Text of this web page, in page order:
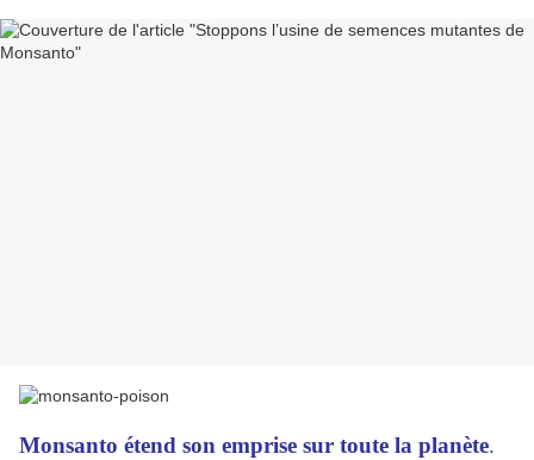
Monsanto étend son emprise sur toute la planète.